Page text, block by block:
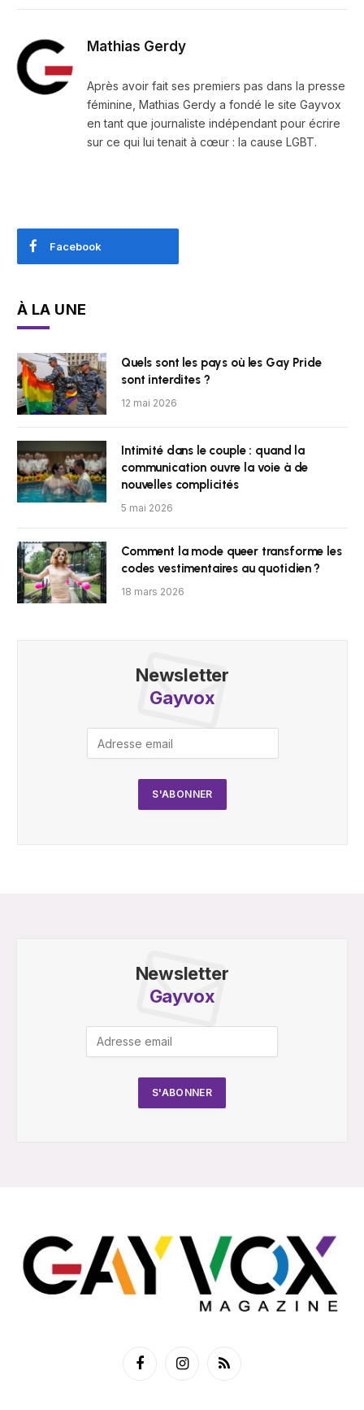
Mathias Gerdy
Après avoir fait ses premiers pas dans la presse
féminine, Mathias Gerdy a fondé le site Gayvox
en tant que journaliste indépendant pour écrire
sur ce qui lui tenait à cœur : la cause LGBT.
Facebook
À LA UNE
Quels sont les pays où les Gay Pride
sont interdites ?
12 mai 2026
Intimité dans le couple : quand la
communication ouvre la voie à de
nouvelles complicités
5 mai 2026
Comment la mode queer transforme les
codes vestimentaires au quotidien ?
18 mars 2026
Newsletter
Gayvox
Newsletter
Gayvox
FacebookInstagramRSS